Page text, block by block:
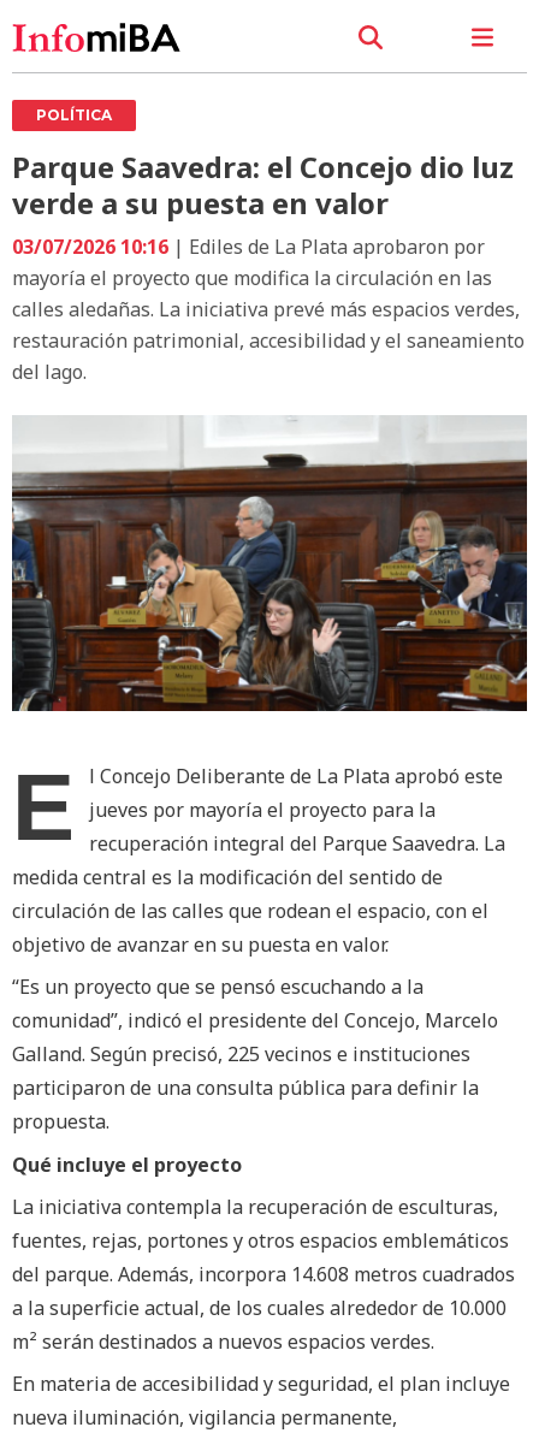
POLÍTICA
Parque Saavedra: el Concejo dio luz
verde a su puesta en valor
03/07/2026 10:16 | Ediles de La Plata aprobaron por
mayoría el proyecto que modifica la circulación en las
calles aledañas. La iniciativa prevé más espacios verdes,
restauración patrimonial, accesibilidad y el saneamiento
del lago.
E
l Concejo Deliberante de La Plata aprobó este
jueves por mayoría el proyecto para la
recuperación integral del Parque Saavedra. La
medida central es la modificación del sentido de
circulación de las calles que rodean el espacio, con el
objetivo de avanzar en su puesta en valor.
“Es un proyecto que se pensó escuchando a la
comunidad”, indicó el presidente del Concejo, Marcelo
Galland. Según precisó, 225 vecinos e instituciones
participaron de una consulta pública para definir la
propuesta.
Qué incluye el proyecto
La iniciativa contempla la recuperación de esculturas,
fuentes, rejas, portones y otros espacios emblemáticos
del parque. Además, incorpora 14.608 metros cuadrados
a la superficie actual, de los cuales alrededor de 10.000
m² serán destinados a nuevos espacios verdes.
En materia de accesibilidad y seguridad, el plan incluye
nueva iluminación, vigilancia permanente,